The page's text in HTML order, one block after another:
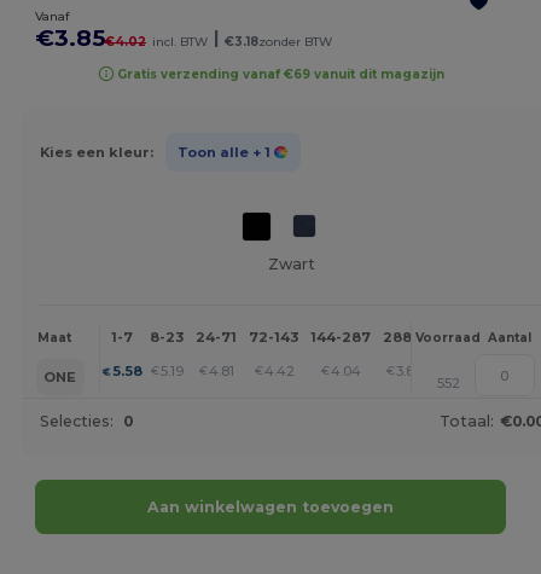
Vanaf
€3.85€4.02 incl. BTW | €3.18zonder BTW
Gratis verzending vanaf €69 vanuit dit magazijn
Kies een kleur: Toon alle + 1
Zwart
Maat 1-7 8-23 24-71 72-143 144-287 288 + Meer
Voorraad Aantal
ONE €5.58 € 5.19 € 4.81 €4.42 € 4.04 € 3.85 +
552
Selecties: 0 Totaal:
Aan winkelwagen toevoegen